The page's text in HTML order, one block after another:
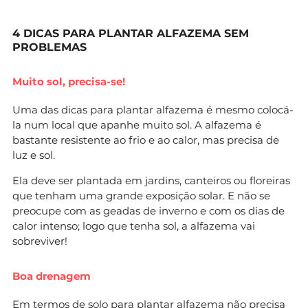
4 DICAS PARA PLANTAR ALFAZEMA SEM
PROBLEMAS
Muito sol, precisa-se!
Uma das dicas para plantar alfazema é mesmo colocá-
la num local que apanhe muito sol. A alfazema é
bastante resistente ao frio e ao calor, mas precisa de
luz e sol.
Ela deve ser plantada em jardins, canteiros ou floreiras
que tenham uma grande exposição solar. E não se
preocupe com as geadas de inverno e com os dias de
calor intenso; logo que tenha sol, a alfazema vai
sobreviver!
Boa drenagem
Em termos de solo para plantar alfazema não precisa